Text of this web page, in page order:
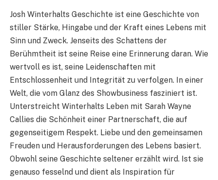
Josh Winterhalts Geschichte ist eine Geschichte von
stiller Stärke, Hingabe und der Kraft eines Lebens mit
Sinn und Zweck. Jenseits des Schattens der
Berühmtheit ist seine Reise eine Erinnerung daran. Wie
wertvoll es ist, seine Leidenschaften mit
Entschlossenheit und Integrität zu verfolgen. In einer
Welt, die vom Glanz des Showbusiness fasziniert ist.
Unterstreicht Winterhalts Leben mit Sarah Wayne
Callies die Schönheit einer Partnerschaft, die auf
gegenseitigem Respekt. Liebe und den gemeinsamen
Freuden und Herausforderungen des Lebens basiert.
Obwohl seine Geschichte seltener erzählt wird. Ist sie
genauso fesselnd und dient als Inspiration für